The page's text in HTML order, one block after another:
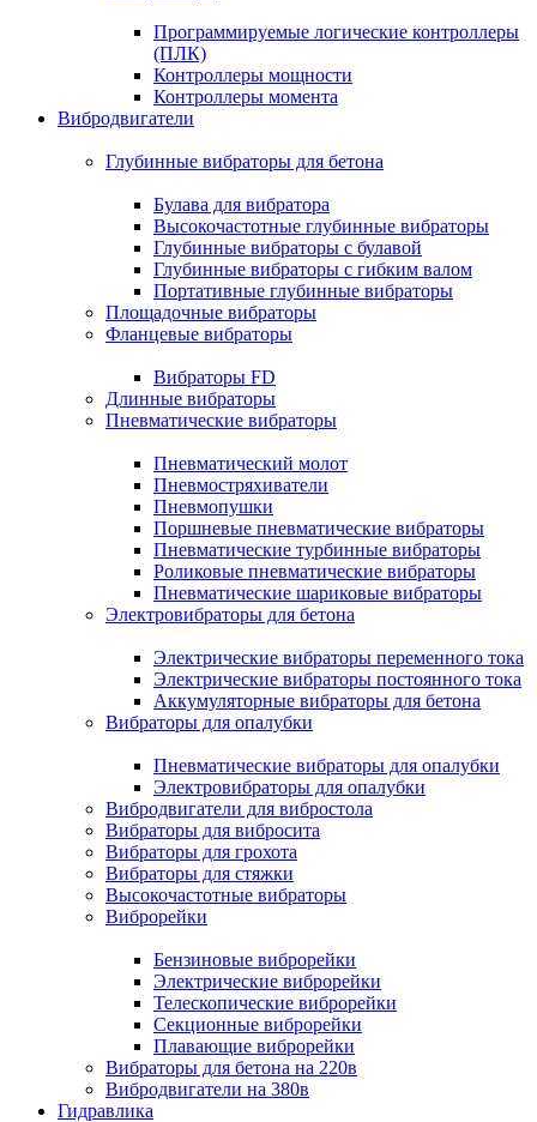
Программируемые логические контроллеры
(ПЛК)
Контроллеры мощности
Контроллеры момента
Вибродвигатели
Глубинные вибраторы для бетона
Булава для вибратора
Высокочастотные глубинные вибраторы
Глубинные вибраторы с булавой
Глубинные вибраторы с гибким валом
Портативные глубинные вибраторы
Площадочные вибраторы
Фланцевые вибраторы
Вибраторы FD
Длинные вибраторы
Пневматические вибраторы
Пневматический молот
Пневмостряхиватели
Пневмопушки
Поршневые пневматические вибраторы
Пневматические турбинные вибраторы
Роликовые пневматические вибраторы
Пневматические шариковые вибраторы
Электровибраторы для бетона
Электрические вибраторы переменного тока
Электрические вибраторы постоянного тока
Аккумуляторные вибраторы для бетона
Вибраторы для опалубки
Пневматические вибраторы для опалубки
Электровибраторы для опалубки
Вибродвигатели для вибростола
Вибраторы для вибросита
Вибраторы для грохота
Вибраторы для стяжки
Высокочастотные вибраторы
Виброрейки
Бензиновые виброрейки
Электрические виброрейки
Телескопические виброрейки
Секционные виброрейки
Плавающие виброрейки
Вибраторы для бетона на 220в
Вибродвигатели на 380в
Гидравлика